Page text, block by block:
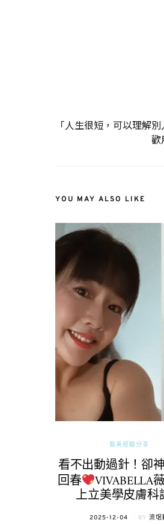
「人生很短，可以理解
歡
YOU MAY ALSO LIKE
醫美經驗分享
看不出動過針！卻
回春 VIVABELLA
上立美學皮膚科
POSTED
2025-12-04 BY 流氓